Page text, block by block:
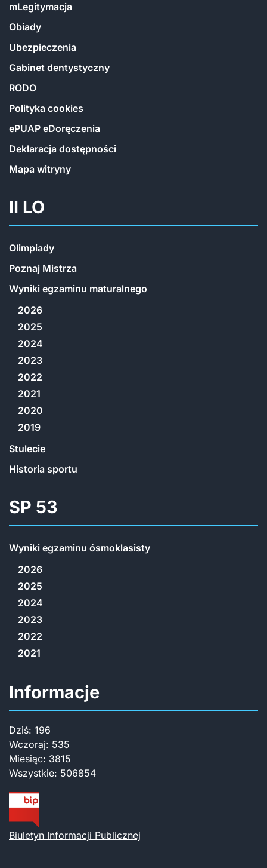
mLegitymacja
Obiady
Ubezpieczenia
Gabinet dentystyczny
RODO
Polityka cookies
ePUAP eDoręczenia
Deklaracja dostępności
Mapa witryny
II LO
Olimpiady
Poznaj Mistrza
Wyniki egzaminu maturalnego
2026
2025
2024
2023
2022
2021
2020
2019
Stulecie
Historia sportu
SP 53
Wyniki egzaminu ósmoklasisty
2026
2025
2024
2023
2022
2021
Informacje
Dziś: 196
Wczoraj: 535
Miesiąc: 3815
Wszystkie: 506854
Biuletyn Informacji Publicznej